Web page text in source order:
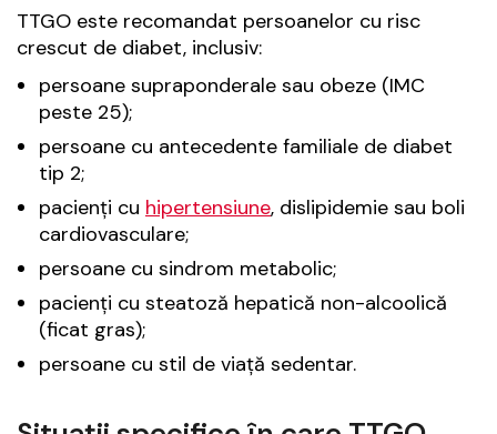
TTGO este recomandat persoanelor cu risc
crescut de diabet, inclusiv:
persoane supraponderale sau obeze (IMC
peste 25);
persoane cu antecedente familiale de diabet
tip 2;
pacienți cu hipertensiune, dislipidemie sau boli
cardiovasculare;
persoane cu sindrom metabolic;
pacienți cu steatoză hepatică non-alcoolică
(ficat gras);
persoane cu stil de viață sedentar.